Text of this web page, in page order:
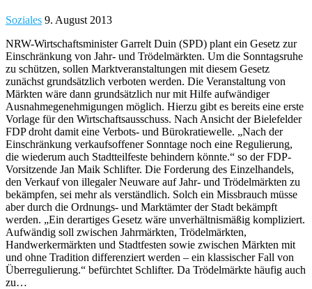
Soziales 9. August 2013
NRW-Wirtschaftsminister Garrelt Duin (SPD) plant ein Gesetz zur
Einschränkung von Jahr- und Trödelmärkten. Um die Sonntagsruhe
zu schützen, sollen Marktveranstaltungen mit diesem Gesetz
zunächst grundsätzlich verboten werden. Die Veranstaltung von
Märkten wäre dann grundsätzlich nur mit Hilfe aufwändiger
Ausnahmegenehmigungen möglich. Hierzu gibt es bereits eine erste
Vorlage für den Wirtschaftsausschuss. Nach Ansicht der Bielefelder
FDP droht damit eine Verbots- und Bürokratiewelle. „Nach der
Einschränkung verkaufsoffener Sonntage noch eine Regulierung,
die wiederum auch Stadtteilfeste behindern könnte.“ so der FDP-
Vorsitzende Jan Maik Schlifter. Die Forderung des Einzelhandels,
den Verkauf von illegaler Neuware auf Jahr- und Trödelmärkten zu
bekämpfen, sei mehr als verständlich. Solch ein Missbrauch müsse
aber durch die Ordnungs- und Marktämter der Stadt bekämpft
werden. „Ein derartiges Gesetz wäre unverhältnismäßig kompliziert.
Aufwändig soll zwischen Jahrmärkten, Trödelmärkten,
Handwerkermärkten und Stadtfesten sowie zwischen Märkten mit
und ohne Tradition differenziert werden – ein klassischer Fall von
Überregulierung.“ befürchtet Schlifter. Da Trödelmärkte häufig auch
zu…